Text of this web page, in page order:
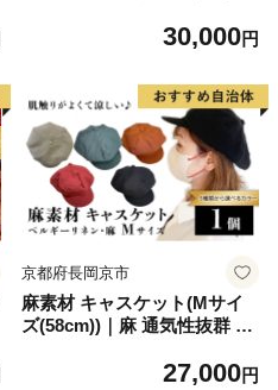
ー白川] 象潟銘菓【 洋菓子 お
個包装 大容量 お配り まとめ
買い 象潟 秋田 にかほ 】
30,000円
京都府長岡京市
麻素材 キャスケット(Mサイ
ズ(58cm))｜麻 通気性抜群 涼
ルファッション おしゃれ帽子
27,000円